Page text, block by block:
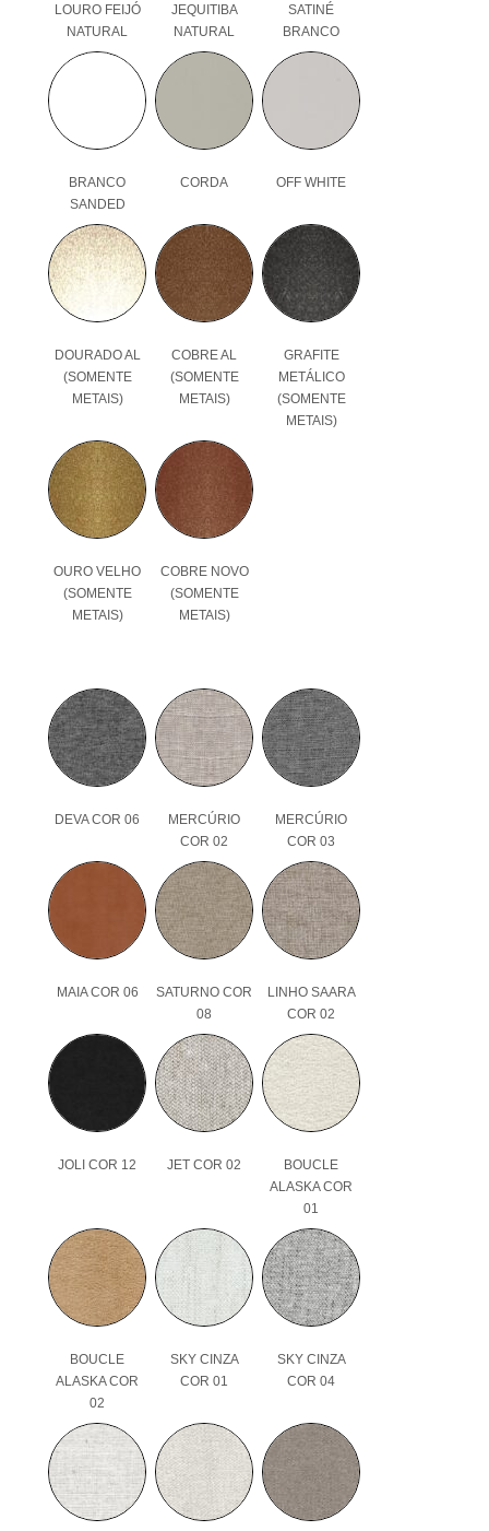
LOURO FEIJÓ
NATURAL
JEQUITIBA
NATURAL
SATINÉ
BRANCO
BRANCO
SANDED
CORDA OFF WHITE
DOURADO AL
(SOMENTE
METAIS)
COBRE AL
(SOMENTE
METAIS)
GRAFITE
METÁLICO
(SOMENTE
METAIS)
OURO VELHO
(SOMENTE
METAIS)
COBRE NOVO
(SOMENTE
METAIS)
DEVA COR 06
MERCÚRIO
COR 02
MERCÚRIO
COR 03
MAIA COR 06
SATURNO COR
08
LINHO SAARA
COR 02
JOLI COR 12 JET COR 02
BOUCLE
ALASKA COR
01
BOUCLE
ALASKA COR
02
SKY CINZA
COR 01
SKY CINZA
COR 04